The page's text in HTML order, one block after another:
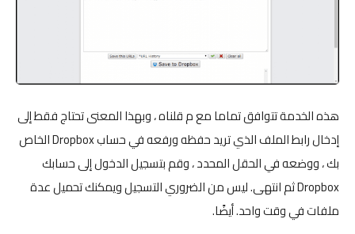
هذه الخدمة تتوافق تماما مع م قلناه ، وبهذا المعنى تحتاج فقط إلى
إدخال رابط الملف الذي تريد حفظه ورفعه في حساب Dropbox الخاص
بك ، ووضعه في الحقل المحدد ، وقم بتسجيل الدخول إلى حسابك
Dropbox ثم انتهى. ليس من الضروري التسجيل ويمكنك تحميل عدة
ملفات في وقت واحد. أيضًا.